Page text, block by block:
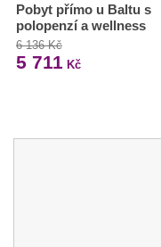
Pobyt přímo u Baltu s
polopenzí a wellness
6 136 Kč
5 711 Kč